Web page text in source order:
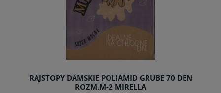
RAJSTOPY DAMSKIE POLIAMID GRUBE 70 DEN
ROZM.M-2 MIRELLA